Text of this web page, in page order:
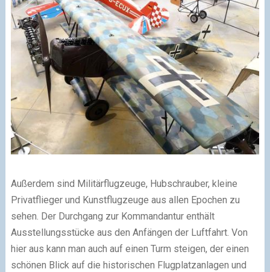
Außerdem sind Militärflugzeuge, Hubschrauber, kleine
Privatflieger und Kunstflugzeuge aus allen Epochen zu
sehen. Der Durchgang zur Kommandantur enthält
Ausstellungsstücke aus den Anfängen der Luftfahrt. Von
hier aus kann man auch auf einen Turm steigen, der einen
schönen Blick auf die historischen Flugplatzanlagen und